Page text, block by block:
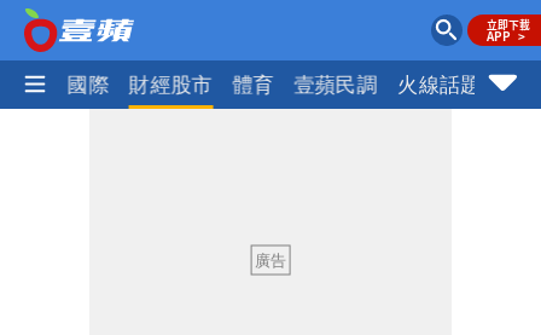
社會 國際 財經股市 體育 壹蘋民調 火線話題
很多謹慎判斷當時未被理解
「慈濟別想躲在受害者3字後面」 她：